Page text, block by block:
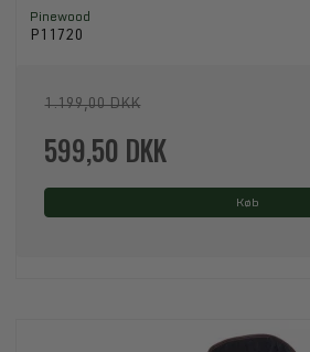
Pinewood
P11720
1.199,00 DKK
599,50 DKK
Køb